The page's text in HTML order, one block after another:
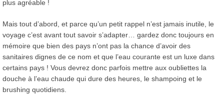
plus agréable !
Mais tout d’abord, et parce qu’un petit rappel n’est jamais inutile, le
voyage c’est avant tout savoir s’adapter… gardez donc toujours en
mémoire que bien des pays n’ont pas la chance d’avoir des
sanitaires dignes de ce nom et que l’eau courante est un luxe dans
certains pays ! Vous devrez donc parfois mettre aux oubliettes la
douche à l’eau chaude qui dure des heures, le shampoing et le
brushing quotidiens.